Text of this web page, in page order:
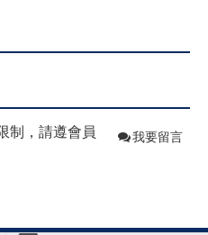
制，請遵會員
我要留言